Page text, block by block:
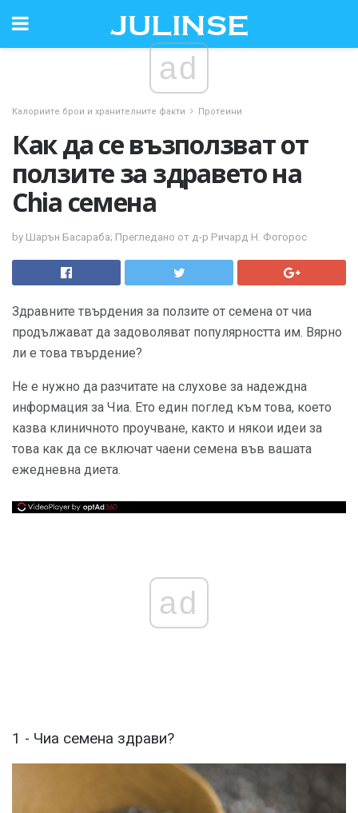
ad
Калориите брои и хранителните факти Протеини
Как да се възползват от
ползите за здравето на
Chia семена
by Шарън Басараба; Прегледано от д-р Ричард Н. Фогорос
Здравните твърдения за ползите от семена от чиа
продължават да задоволяват популярността им. Вярно
ли е това твърдение?
Не е нужно да разчитате на слухове за надеждна
информация за Чиа. Ето един поглед към това, което
казва клиничното проучване, както и някои идеи за
това как да се включат чаени семена във вашата
ежедневна диета.
ad
1 - Чиа семена здрави?